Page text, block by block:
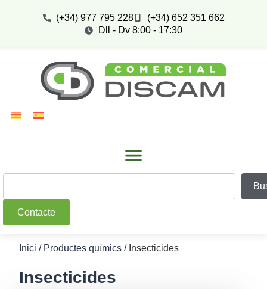
(+34) 977 795 228
(+34) 652 351 662
Dll - Dv 8:00 - 17:30
Contacte
Inici / Productes químics / Insecticides
Insecticides